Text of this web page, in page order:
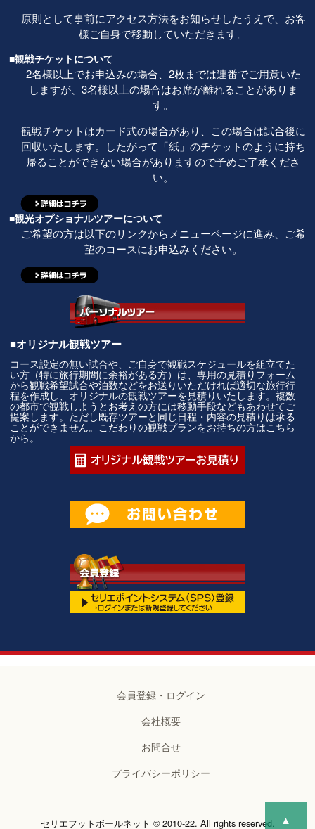
原則として事前にアクセス方法をお知らせしたうえで、お客
様ご自身で移動していただきます。
■観戦チケットについて
2名様以上でお申込みの場合、2枚までは連番でご用意いた
しますが、3名様以上の場合はお席が離れることがありま
す。
観戦チケットはカード式の場合があり、この場合は試合後に
回収いたします。したがって「紙」のチケットのように持ち
帰ることができない場合がありますので予めご了承くださ
い。
■観光オプショナルツアーについて
ご希望の方は以下のリンクからメニューページに進み、ご希
望のコースにお申込みください。
■オリジナル観戦ツアー
コース設定の無い試合や、ご自身で観戦スケジュールを組立てた
い方（特に旅行期間に余裕がある方）は、専用の見積りフォーム
から観戦希望試合や泊数などをお送りいただければ適切な旅行行
程を作成し、オリジナルの観戦ツアーを見積りいたします。複数
の都市で観戦しようとお考えの方には移動手段などもあわせてご
提案します。ただし既存ツアーと同じ日程・内容の見積りは承る
ことができません。こだわりの観戦プランをお持ちの方はこちら
から。
会員登録・ログイン
会社概要
お問合せ
プライバシーポリシー
セリエフットボールネット © 2010-22. All rights reserved. ▲